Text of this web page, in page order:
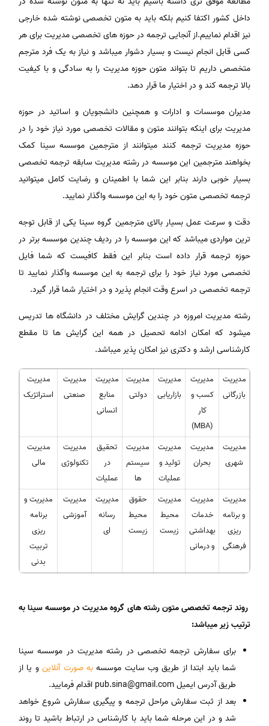
داخل کشور اکتفا کنیم بلکه باید به متون تخصصی نوشته شده خارجی
نیز اقدام نماییم.از آنجایی ترجمه در حوزه های تخصصی مدیریت برای هر
کسی قابل انجام نیست و بسیار دشوار میباشد و نیاز به یک فرد مترجم
متخصص داریم تا بتواند متون حوزه مدیریت را به سادگی و با کیفیت
بالا ترجمه کند و در اختیار ما قرار دهد.
مدیران موسسات و ادارات و همچنین دانشجویان و اساتید در حوزه
مدیریت برای اینکه بتوانند متون و مقالات تخصصی مورد نیاز خود را در
حوزه مدیریت ترجمه کنند میتوانند از مترجمین موسسه سینا کمک
بخواهند مترجمین این موسسه در رشته مدیریت سابقه ترجمه تخصصی
بسیار خوبی دارند بنابر این شما با اطمینان و رضایت کامل میتوانید
ترجمه تخصصی متون خود را به این موسسه واگذار نمایید.
دقت و سرعت عمل بسیار بالای مترجمین گروه سینا یکی از قابل توجه
ترین مواردی میباشد که این موسسه را در ردیف چندین موسسه برتر در
حوزه ترجمه قرار داده است بنابر این فقط کافیست که شما فایل
تخصصی مورد نیاز خود را برای ترجمه به این موسسه واگذار نمایید تا
ترجمه تخصصی در اسرع وقت انجام پذیرد و در اختیار شما قرار گیرد.
رشته مدیریت امروزه در چندین گرایش مختلف در دانشگاه ها تدریس
میشود که امکان ادامه تحصیل در همه این گرایش ها تا مقطع
کارشناسی ارشد و دکتری نیز امکان پذیر میباشد.
مدیریت
بازرگانی
مدیریت
کسب و
کار
(MBA)
مدیریت
بازاریابی
مدیریت
دولتی
مدیریت
منابع
انسانی
مدیریت
صنعتی
مدیریت
استراتژیک
مدیریت
شهری
مدیریت
بحران
مدیریت
تولید و
عملیات
مدیریت
سیستم
ها
تحقیق
در
عملیات
مدیریت
تکنولوژی
مدیریت
مالی
مدیریت
و برنامه
ریزی
فرهنگی
مدیریت
خدمات
بهداشتی
و درمانی
مدیریت
محیط
زیست
حقوق
محیط
زیست
مدیریت
رسانه
ای
مدیریت
آموزشی
مدیریت و
برنامه
ریزی
تربیت
بدنی
روند ترجمه تخصصی متون رشته های گروه مدیریت در موسسه سینا به
ترتیب زیر میباشد:
برای سفارش ترجمه تخصصی در رشته مدیریت در موسسه سینا
شما باید ابتدا از طریق وب سایت موسسهبه صورت آنلاینو یا از
طریق آدرس ایمیل pub.sina@gmail.com اقدام فرمایید.
بعد از ثبت سفارش مراحل ترجمه و پیگیری سفارش شروع خواهد
شد و در این مرحله شما باید با کارشناس در ارتباط باشید تا روند